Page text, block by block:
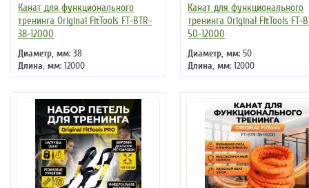
Канат для функционального
тренинга Original FitTools FT-BTR-
38-12000
Диаметр, мм: 38
Длина, мм: 12000
Канат для функционального
тренинга Original FitTools FT-
50-12000
Диаметр, мм: 50
Длина, мм: 12000